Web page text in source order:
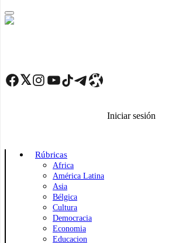
Skip
to
Facebook Twitter Instagram YouTube TikTok Telegram Enlace
Iniciar sesión
Rúbricas
Africa
América Latina
Asia
Bélgica
Cultura
Democracia
Economia
Educacion